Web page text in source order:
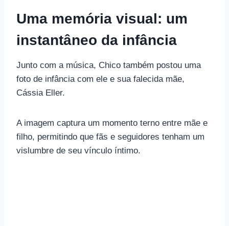
Uma memória visual: um
instantâneo da infância
Junto com a música, Chico também postou uma
foto de infância com ele e sua falecida mãe,
Cássia Eller.
A imagem captura um momento terno entre mãe e
filho, permitindo que fãs e seguidores tenham um
vislumbre de seu vínculo íntimo.